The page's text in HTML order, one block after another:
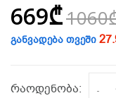
669₾
განვადება თვეში
რაოდენობა: -